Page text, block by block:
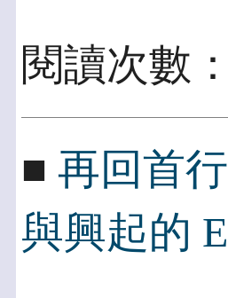
閱讀次數
■ 再回首
與興起的